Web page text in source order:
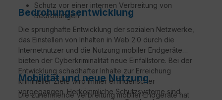
Schutz vor einer internen Verbreitung von
Bedrohungen
Bedrohungsentwicklung
Die sprunghafte Entwicklung der sozialen Netzwerke,
das Einstellen von Inhalten in Web 2.0 durch die
Internetnutzer und die Nutzung mobiler Endgeräte
bieten der Cyberkriminalität neue Einfallstore. Bei der
Entwicklung schadhafter Inhalte zur Erreichung
krimineller Ziele wird immer erfinderischer
vorgegangen. Herkömmliche Schutzsysteme sind
Mobilität und neue Nutzung
Die zunehmende Verbreitung mobiler Endgeräte hat